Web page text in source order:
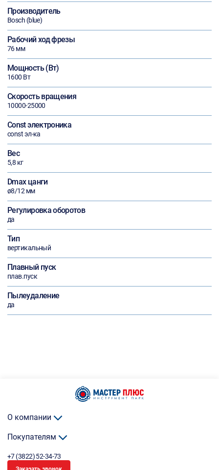
Производитель
Bosch (blue)
Рабочий ход фрезы
76 мм
Мощность (Вт)
1600 Вт
Скорость вращения
10000-25000
Const электроника
const эл-ка
Вес
5,8 кг
Dmax цанги
ø8/12 мм
Регулировка оборотов
да
Тип
вертикальный
Плавный пуск
плав.пуск
Пылеудаление
да
О компании
Покупателям
+7 (3822) 52-34-73